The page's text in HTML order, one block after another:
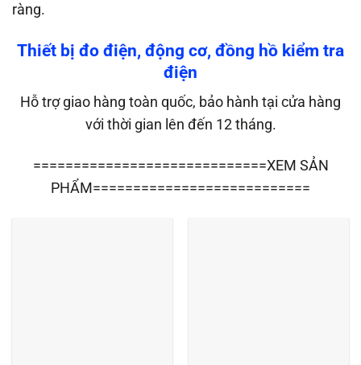
ràng.
Thiết bị đo điện, động cơ, đồng hồ kiểm tra
điện
Hỗ trợ giao hàng toàn quốc, bảo hành tại cửa hàng
với thời gian lên đến 12 tháng.
=============================XEM SẢN
PHẨM===========================